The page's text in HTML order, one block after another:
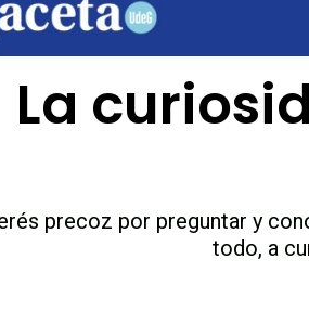
La
precoz por preguntar y
todo, a